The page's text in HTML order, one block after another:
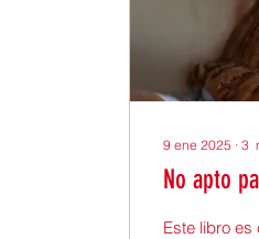
9 ene 2025 ∙ 3
No apto
Este libro